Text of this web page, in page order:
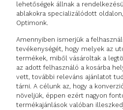
lehetőségek állnak a
ablakokra specializálódott
Optimonk.
Amennyiben ismerjük a
tevékenységét, hogy melyek az
termékek, miből vásároltak a
az adott felhasználó a kosárba
vett, további releváns ajánlatot
tárni. A célunk az, hogy a
növeljük, éppen ezért nagyon
termékajánlások valóban